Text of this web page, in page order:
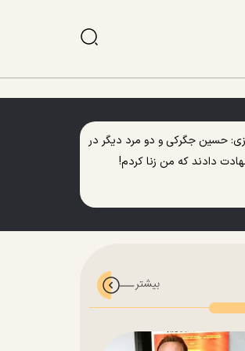
حسین جگرکی و دو مرد دیگر در
دادند که من زنا کردم!